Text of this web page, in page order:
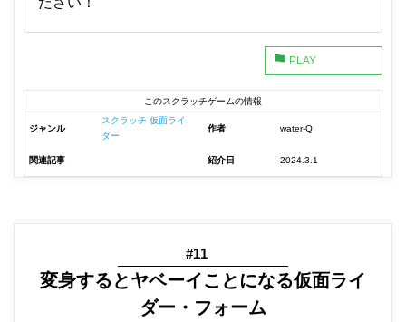
このスクラッチゲームの情報
ジャンル
スクラッチ 仮面ライ
ダー
作者 water-Q
関連記事 紹介日 2024.3.1
#11
変身するとヤベーイことになる仮面ライ
ダー・フォーム